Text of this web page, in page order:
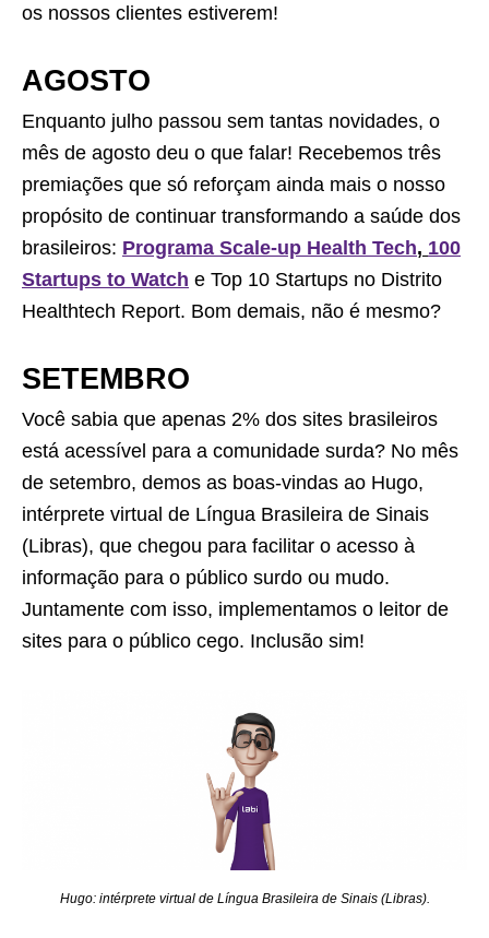
os nossos clientes estiverem!
AGOSTO
Enquanto julho passou sem tantas novidades, o
mês de agosto deu o que falar! Recebemos três
premiações que só reforçam ainda mais o nosso
propósito de continuar transformando a saúde dos
brasileiros: Programa Scale-up Health Tech, 100
Startups to Watch e Top 10 Startups no Distrito
Healthtech Report. Bom demais, não é mesmo?
SETEMBRO
Você sabia que apenas 2% dos sites brasileiros
está acessível para a comunidade surda? No mês
de setembro, demos as boas-vindas ao Hugo,
intérprete virtual de Língua Brasileira de Sinais
(Libras), que chegou para facilitar o acesso à
informação para o público surdo ou mudo.
Juntamente com isso, implementamos o leitor de
sites para o público cego. Inclusão sim!
Hugo: intérprete virtual de Língua Brasileira de Sinais (Libras).